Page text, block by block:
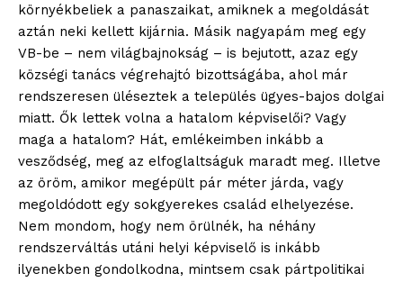
környékbeliek a panaszaikat, amiknek a megoldását
aztán neki kellett kijárnia. Másik nagyapám meg egy
VB-be – nem világbajnokság – is bejutott, azaz egy
községi tanács végrehajtó bizottságába, ahol már
rendszeresen üléseztek a település ügyes-bajos dolgai
miatt. Ők lettek volna a hatalom képviselői? Vagy
maga a hatalom? Hát, emlékeimben inkább a
vesződség, meg az elfoglaltságuk maradt meg. Illetve
az öröm, amikor megépült pár méter járda, vagy
megoldódott egy sokgyerekes család elhelyezése.
Nem mondom, hogy nem örülnék, ha néhány
rendszerváltás utáni helyi képviselő is inkább
ilyenekben gondolkodna, mintsem csak pártpolitikai